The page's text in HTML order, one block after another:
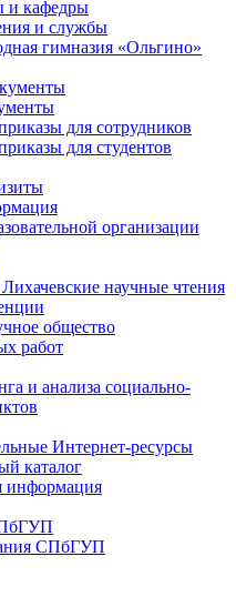
и кафедры
и службы
гимназия «Ольгино»
для сотрудников
для студентов
организации
научные чтения
общество
работ
и анализа социально-
Интернет-ресурсы
каталог
информация
СПбГУП